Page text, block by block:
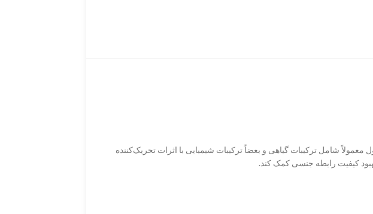
شامل ترکیبات گیاهی و بعضاً ترکیبات شیمیایی با اثرات تحریک‌کننده
کیفیت رابطه جنسی کمک کند.